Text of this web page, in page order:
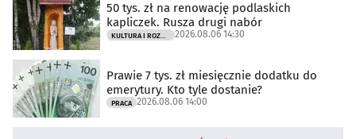
50 tys. zł na renowację podlaskich
kapliczek. Rusza drugi nabór
KULTURA I ROZRYWKA 2026.08.06 14:30
Prawie 7 tys. zł miesięcznie dodatku do
emerytury. Kto tyle dostanie?
PRACA 2026.08.06 14:00